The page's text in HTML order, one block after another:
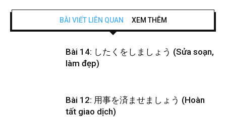
BÀI VIẾT LIÊN QUAN XEM THÊM
Bài 14: したくをしましょう (Sửa soạn,
làm đẹp)
Bài 12: 用事を済ませましょう (Hoàn
tất giao dịch)